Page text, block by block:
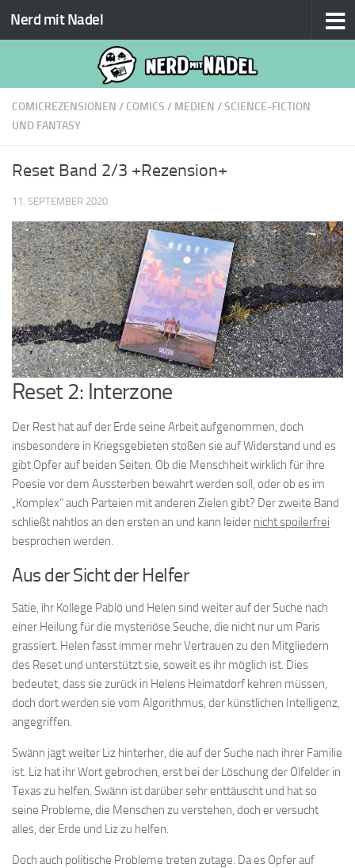
Zum Inhalt springen
Nerd mit Nadel
COMICREZENSIONEN / COMICS / MEDIEN /SCIENCE-FICTION
UND FANTASY
Reset Band 2/3 +Rezension+
11. SEPTEMBER 2020
Reset 2: Interzone
Der Rest hat auf der Erde seine Arbeit aufgenommen, doch
insbesondere in Kriegsgebieten stoßen sie auf Widerstand und es
gibt Opfer auf beiden Seiten. Ob die Menschheit wirklich für ihre
Poesie vor dem Aussterben bewahrt werden soll, oder ob es im
„Komplex“ auch Parteien mit anderen Zielen gibt? Der zweite Band
schließt nahtlos an den ersten an und kann leider nicht spoilerfrei
besprochen werden.
Aus der Sicht der Helfer
Sätie, ihr Kollege Pablö und Helen sind weiter auf der Suche nach
einer Heilung für die mysteriöse Seuche, die nicht nur um Paris
grassiert. Helen fasst immer mehr Vertrauen zu den Mitgliedern
des Reset und unterstützt sie, soweit es ihr möglich ist. Dies
bedeutet, dass sie zurück in Helens Heimatdorf kehren müssen,
doch dort werden sie vom Algorithmus, der künstlichen Intelligenz,
angegriffen.
Swänn jagt weiter Liz hinterher, die auf der Suche nach ihrer Familie
ist. Liz hat ihr Wort gebrochen, erst bei der Löschung der Ölfelder in
Texas zu helfen. Swänn ist darüber sehr enttäuscht und hat so
seine Probleme, die Menschen zu verstehen, doch er versucht
alles, der Erde und Liz zu helfen.
Doch auch politische Probleme treten zutage. Da es Opfer auf